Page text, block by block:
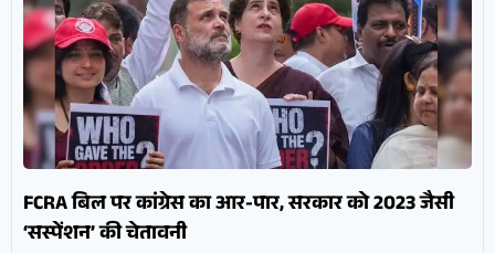
FCRA बिल पर कांग्रेस का आर-पार, सरकार को 2023 जैसी
‘सस्पेंशन’ की चेतावनी